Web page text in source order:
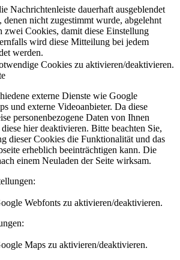
Nachrichtenleiste dauerhaft ausgeblendet
nicht zugestimmt wurde, abgelehnt
zwei Cookies, damit diese Einstellung
wird diese Mitteilung bei jedem
werden.
Cookies zu aktivieren/deaktivieren.
externe Dienste wie Google
und externe Videoanbieter. Da diese
personenbezogene Daten von Ihnen
hier deaktivieren. Bitte beachten Sie,
dieser Cookies die Funktionalität und das
erheblich beeinträchtigen kann. Die
einem Neuladen der Seite wirksam.
Webfonts zu aktivieren/deaktivieren.
Maps zu aktivieren/deaktivieren.